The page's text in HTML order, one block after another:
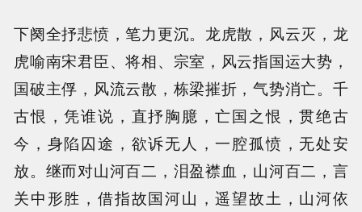
下阕全抒悲愤，笔力更沉。龙虎散，风云灭，龙
虎喻南宋君臣、将相、宗室，风云指国运大势，
国破主俘，风流云散，栋梁摧折，气势消亡。千
古恨，凭谁说，直抒胸臆，亡国之恨，贯绝古
今，身陷囚途，欲诉无人，一腔孤愤，无处安
放。继而对山河百二，泪盈襟血，山河百二，言
关中形胜，借指故国河山，遥望故土，山河依